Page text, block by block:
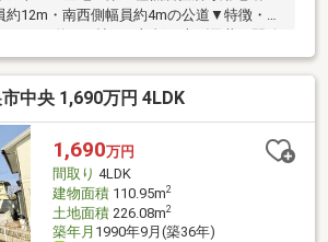
約12m・南西側幅員約4mの公道▼特徴・全
LDKは約15.0帖、一部折り上げ天井で開放
中も会話が弾む対面式キッチン・主寝室は
ールには室内物干しを設置・南西向きバ
ース並列2台分有(車種による)▼設備・浄水
機▼周辺環境・ひばり野中央公園 徒歩3分
い探しをお手伝いします
細・ご相談はお気軽にお問い合わせく
中央 1,690万円 4LDK
1,690万円
間取り 4LDK
建物面積110.95m2
土地面積226.08m2
築年月 1990年9月(築36年)